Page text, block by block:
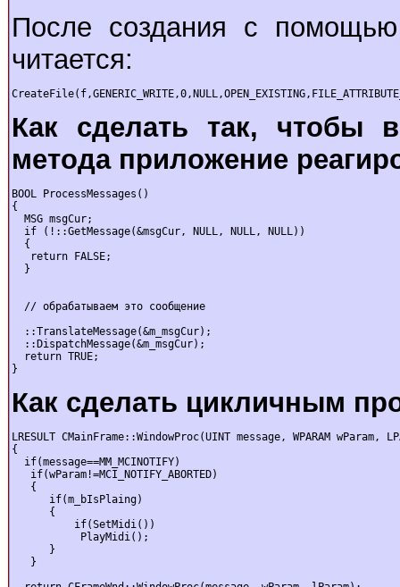
После создания с
читается:
Как сделать так, чтобы
метода приложение
BOOL ProcessMessages()
{
  MSG msgCur;
  if (!::GetMessage(&msgCur, NULL, NULL, NULL))
  {
   return FALSE;
  }
  // обрабатываем это сообщение
  ::TranslateMessage(&m_msgCur);
  ::DispatchMessage(&m_msgCur);
  return TRUE;
}
Как сделать цикличным
LRESULT CMainFrame::WindowProc(UINT message, WPARAM wParam,
{
  if(message==MM_MCINOTIFY)
   if(wParam!=MCI_NOTIFY_ABORTED)
   {
      if(m_bIsPlaing)
      {
          if(SetMidi())
           PlayMidi();
      }
   }